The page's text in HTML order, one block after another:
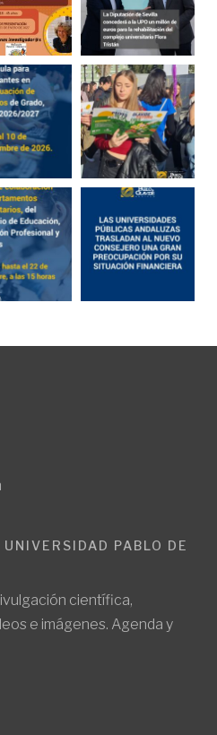
PABLO DE
científica,
e imágenes. Agenda y